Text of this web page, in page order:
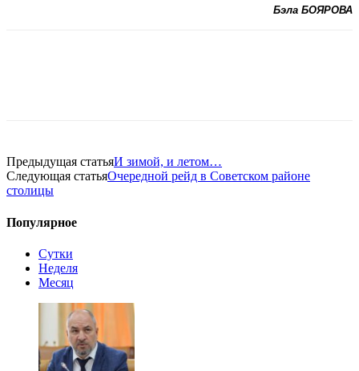
Бэла БОЯРОВА
Предыдущая статьяИ зимой, и летом…
Следующая статьяОчередной рейд в Советском районе
столицы
Популярное
Сутки
Неделя
Месяц